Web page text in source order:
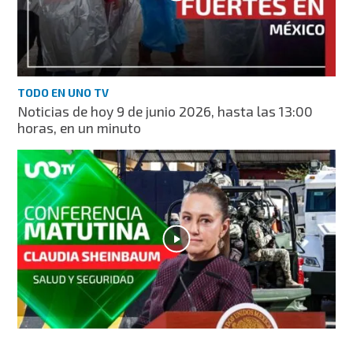
TODO EN UNO TV
Noticias de hoy 9 de junio 2026, hasta las 13:00
horas, en un minuto